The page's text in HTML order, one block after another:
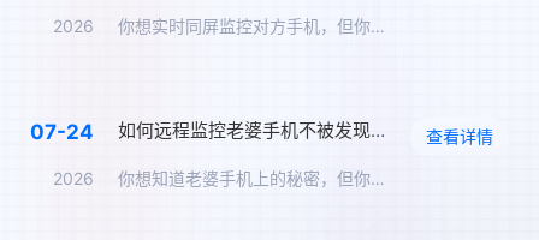
2026 你想实时同屏监控对方手机，但你最怕被对方发现。那么，远程同屏…
07-24
2026
如何远程监控老婆手机不被发现？无法被察觉的同步老婆手机上的全部数据
你想知道老婆手机上的秘密，但你不想让她知道。那么，如何远程监…
查看详情